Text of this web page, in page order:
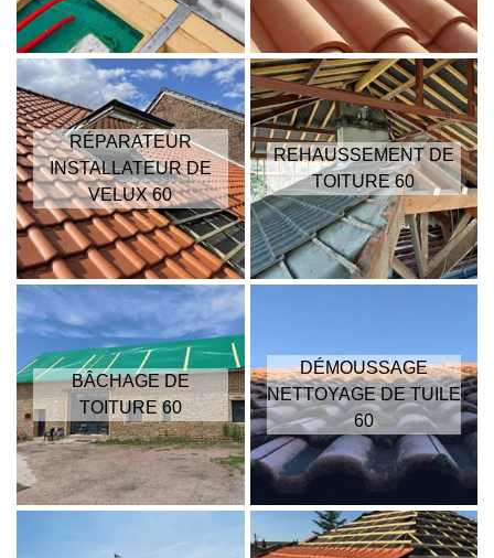
RÉPARATEUR
INSTALLATEUR DE
VELUX 60
REHAUSSEMENT DE
TOITURE 60
BÂCHAGE DE
TOITURE 60
DÉMOUSSAGE
NETTOYAGE DE TUILE
60